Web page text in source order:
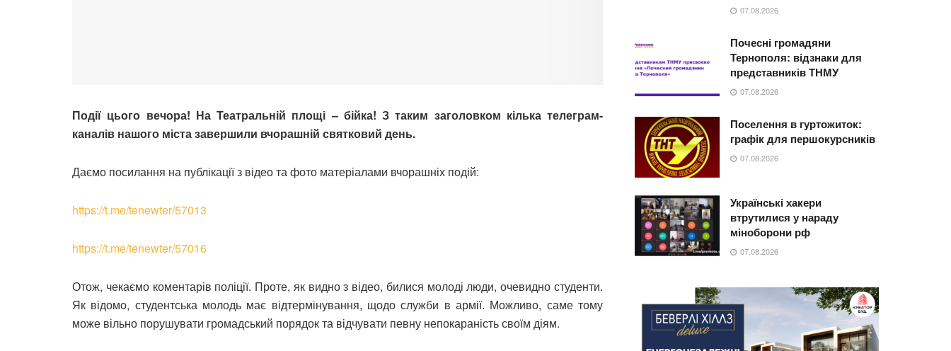
Події цього вечора! На Театральній площі – бійка! З таким заголовком кілька телеграм-
каналів нашого міста завершили вчорашній святковий день.
Даємо посилання на публікації з відео та фото матеріалами вчорашніх подій:
https://t.me/tenewter/57013
https://t.me/tenewter/57016
Отож, чекаємо коментарів поліції. Проте, як видно з відео, билися молоді люди, очевидно студенти.
Як відомо, студентська молодь має відтермінування, щодо служби в армії. Можливо, саме тому
може вільно порушувати громадський порядок та відчувати певну непокараність своїм діям.
07.08.2026
Почесні громадяни
Тернополя: відзнаки для
представників ТНМУ
07.08.2026
Поселення в гуртожиток:
графік для першокурсників
07.08.2026
Українські хакери
втрутилися у нараду
міноборони рф
07.08.2026